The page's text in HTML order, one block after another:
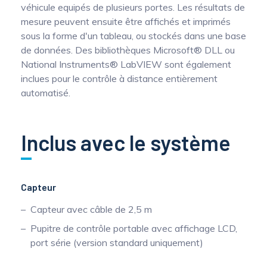
véhicule equipés de plusieurs portes. Les résultats de
mesure peuvent ensuite être affichés et imprimés
sous la forme d'un tableau, ou stockés dans une base
de données. Des bibliothèques Microsoft® DLL ou
National Instruments® LabVIEW sont également
inclues pour le contrôle à distance entièrement
automatisé.
Inclus avec le système
Capteur
Capteur avec câble de 2,5 m
Pupitre de contrôle portable avec affichage LCD,
port série (version standard uniquement)